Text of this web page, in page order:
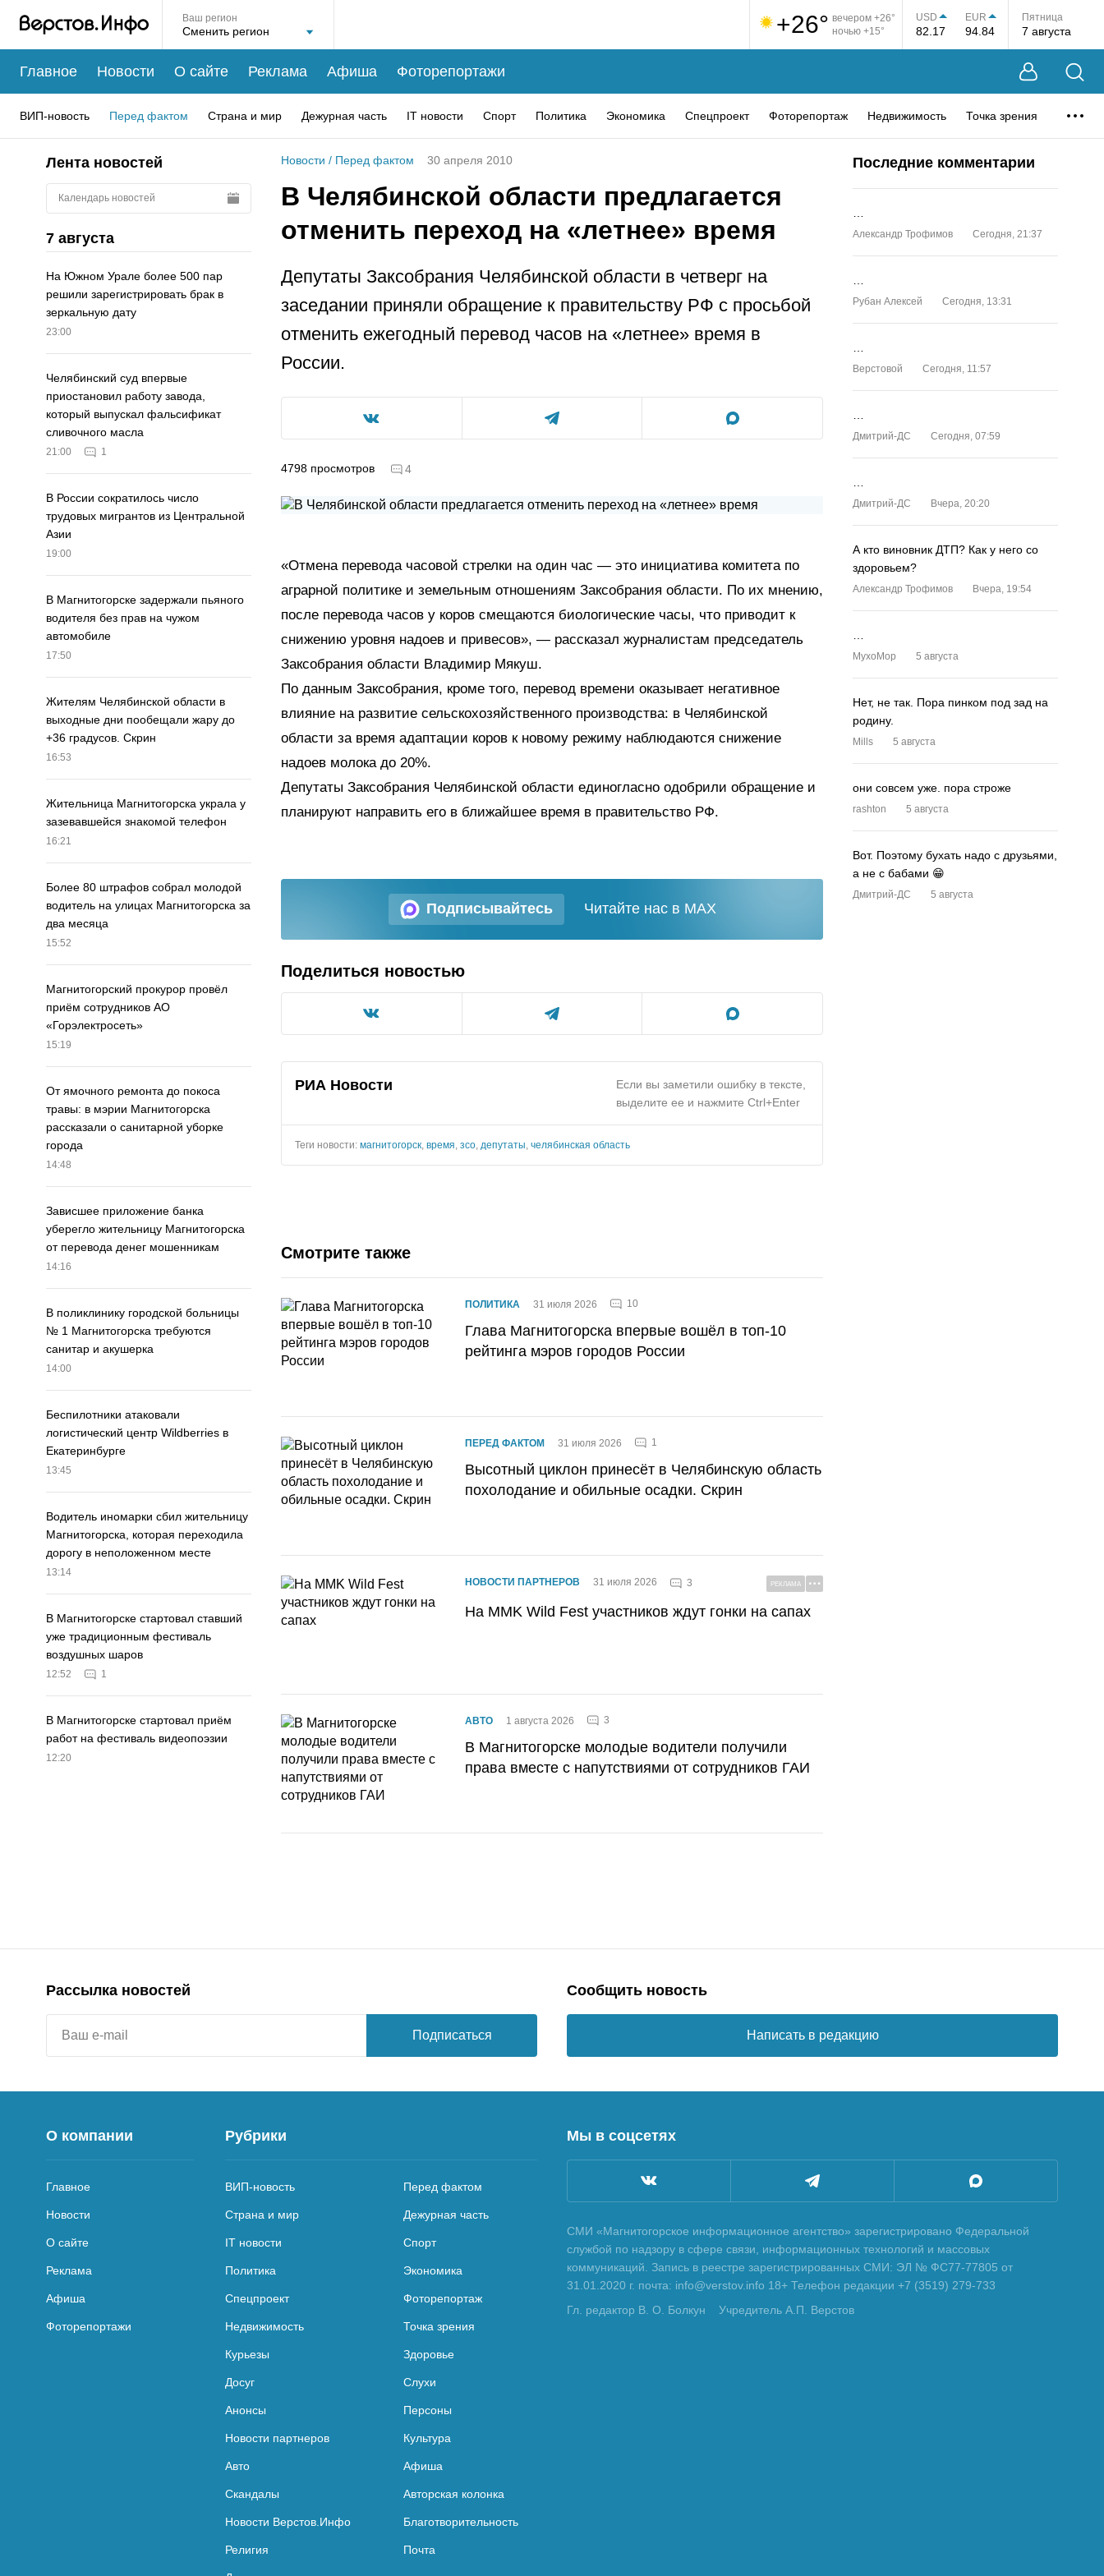
Ваш регион +26° вечером +26°
ночью +15°
USD
82.17
EUR
94.84
Пятница
7 августа
Главное Новости О сайте Реклама Афиша Фоторепортажи
ВИП-новость Перед фактом Страна и мир Дежурная часть IT новости Спорт Политика Экономика Спецпроект Фоторепортаж Недвижимость Точка зрения
Лента новостей
Календарь новостей
7 августа
На Южном Урале более 500 пар
решили зарегистрировать брак в
зеркальную дату
23:00
Челябинский суд впервые
приостановил работу завода,
который выпускал фальсификат
сливочного масла
21:00 1
В России сократилось число
трудовых мигрантов из Центральной
Азии
19:00
В Магнитогорске задержали пьяного
водителя без прав на чужом
автомобиле
17:50
Жителям Челябинской области в
выходные дни пообещали жару до
+36 градусов. Скрин
16:53
Жительница Магнитогорска украла у
зазевавшейся знакомой телефон
16:21
Более 80 штрафов собрал молодой
водитель на улицах Магнитогорска за
два месяца
15:52
Магнитогорский прокурор провёл
приём сотрудников АО
«Горэлектросеть»
15:19
От ямочного ремонта до покоса
травы: в мэрии Магнитогорска
рассказали о санитарной уборке
города
14:48
Зависшее приложение банка
уберегло жительницу Магнитогорска
от перевода денег мошенникам
14:16
В поликлинику городской больницы
№ 1 Магнитогорска требуются
санитар и акушерка
14:00
Беспилотники атаковали
логистический центр Wildberries в
Екатеринбурге
13:45
Водитель иномарки сбил жительницу
Магнитогорска, которая переходила
дорогу в неположенном месте
13:14
В Магнитогорске стартовал ставший
уже традиционным фестиваль
воздушных шаров
12:52 1
В Магнитогорске стартовал приём
работ на фестиваль видеопоэзии
12:20
Новости / Перед фактом 30 апреля 2010
В Челябинской области предлагается
отменить переход на «летнее» время
Депутаты Заксобрания Челябинской области в четверг на
заседании приняли обращение к правительству РФ с просьбой
отменить ежегодный перевод часов на «летнее» время в
России.
4798 просмотров 4
«Отмена перевода часовой стрелки на один час — это инициатива комитета по
аграрной политике и земельным отношениям Заксобрания области. По их мнению,
после перевода часов у коров смещаются биологические часы, что приводит к
снижению уровня надоев и привесов», — рассказал журналистам председатель
Заксобрания области Владимир Мякуш.
По данным Заксобрания, кроме того, перевод времени оказывает негативное
влияние на развитие сельскохозяйственного производства: в Челябинской
области за время адаптации коров к новому режиму наблюдаются снижение
надоев молока до 20%.
Депутаты Заксобрания Челябинской области единогласно одобрили обращение и
планируют направить его в ближайшее время в правительство РФ.
Подписывайтесь Читайте нас в MAX
Поделиться новостью
РИА Новости
Если вы заметили ошибку в тексте,
выделите ее и нажмите Ctrl+Enter
Теги новости: магнитогорск время зсо депутаты челябинская область
Смотрите также
ПОЛИТИКА 31 июля 2026 10
Глава Магнитогорска впервые вошёл в топ-10
рейтинга мэров городов России
ПЕРЕД ФАКТОМ 31 июля 2026 1
Высотный циклон принесёт в Челябинскую область
похолодание и обильные осадки. Скрин
НОВОСТИ ПАРТНЕРОВ 31 июля 2026 3 РЕКЛАМА
На MMK Wild Fest участников ждут гонки на сапах
АВТО 1 августа 2026 3
В Магнитогорске молодые водители получили
права вместе с напутствиями от сотрудников ГАИ
Последние комментарии
Александр Трофимов Сегодня, 21:37
Рубан Алексей Сегодня, 13:31
Верстовой Сегодня, 11:57
Дмитрий-ДС Сегодня, 07:59
Дмитрий-ДС Вчера, 20:20
А кто виновник ДТП? Как у него со
здоровьем?
Александр Трофимов Вчера, 19:54
MyxoMop 5 августа
Нет, не так. Пора пинком под зад на
родину.
Mills 5 августа
они совсем уже. пора строже
rashton 5 августа
Вот. Поэтому бухать надо с друзьями,
а не с бабами 😁
Дмитрий-ДС 5 августа
Рассылка новостей
Подписаться
Сообщить новость
Написать в редакцию
О компании
Главное
Новости
О сайте
Реклама
Афиша
Фоторепортажи
Рубрики
ВИП-новость Перед фактом
Страна и мир Дежурная часть
IT новости Спорт
Политика Экономика
Спецпроект Фоторепортаж
Недвижимость Точка зрения
Курьезы Здоровье
Досуг Слухи
Анонсы Персоны
Новости партнеров Культура
Авто Афиша
Скандалы Авторская колонка
Новости Верстов.Инфо Благотворительность
Религия Почта
Мы в соцсетях
СМИ «Магнитогорское информационное агентство» зарегистрировано Федеральной
службой по надзору в сфере связи, информационных технологий и массовых
коммуникаций. Запись в реестре зарегистрированных СМИ: ЭЛ № ФС77-77805 от
31.01.2020 г. почта: info@verstov.info 18+ Телефон редакции +7 (3519) 279-733
Гл. редактор В. О. Болкун
Учредитель А.П. Верстов